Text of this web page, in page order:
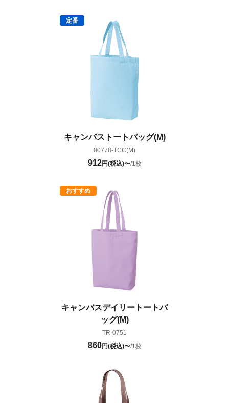
キャンバストートバッグ(M)
00778-TCC(M)
912円(税込)〜/1枚
キャンバスデイリートートバ
ッグ(M)
TR-0751
860円(税込)〜/1枚